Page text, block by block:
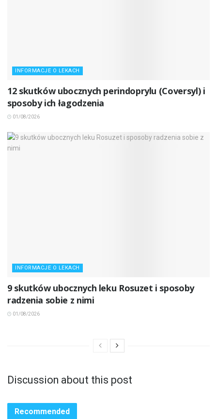
INFORMACJE O LEKACH
12 skutków ubocznych perindoprylu (Coversyl) i
sposoby ich łagodzenia
01/08/2026
INFORMACJE O LEKACH
9 skutków ubocznych leku Rosuzet i sposoby
radzenia sobie z nimi
01/08/2026
Discussion about this post
Recommended